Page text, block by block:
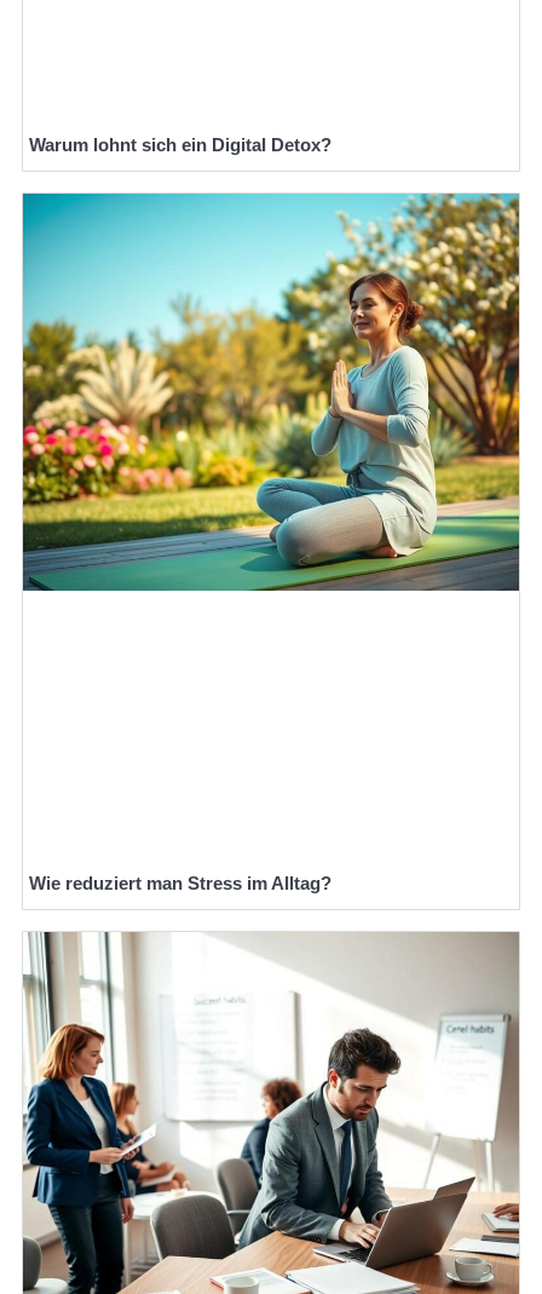
Warum lohnt sich ein Digital Detox?
Wie reduziert man Stress im Alltag?